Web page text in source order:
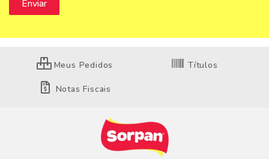
Meus Pedidos Títulos
Notas Fiscais